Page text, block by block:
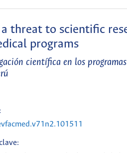
threat to scientific
programs
científica en los